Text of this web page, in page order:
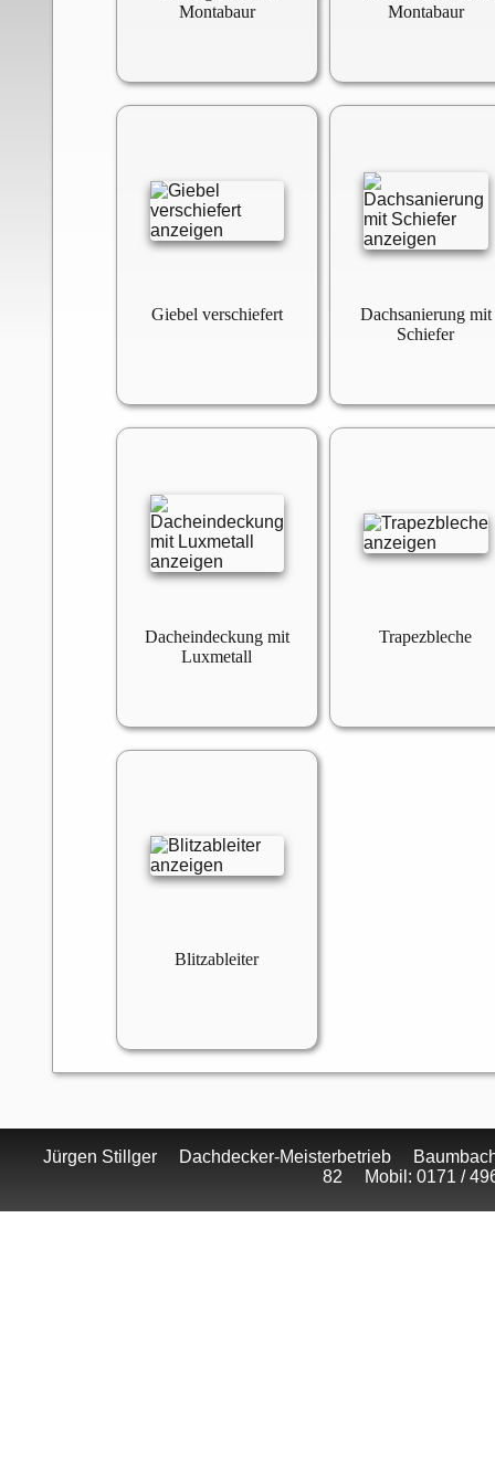
Montabaur
Montabaur
Giebel verschiefert
Dachsanierung mit
Schiefer
Dacheindeckung mit
Luxmetall
Trapezbleche
Blitzableiter
Jürgen Stillger Dachdecker-Meisterbetrieb
82 Mobil: 0171 /